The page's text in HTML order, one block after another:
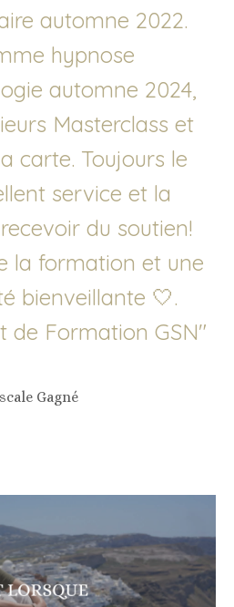
automne 2022.
hypnose
automne 2024,
Masterclass et
carte. Toujours le
service et la
du soutien!
la formation et une
bienveillante 🤍.
de Formation GSN"
Gagné